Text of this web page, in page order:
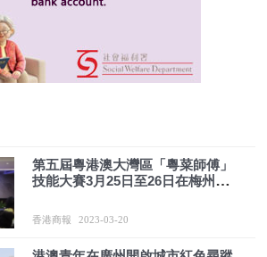
第五屆粵港澳大灣區「粵菜師傅」
技能大賽3月25日至26日在梅州舉
香港商報 2023-03-20